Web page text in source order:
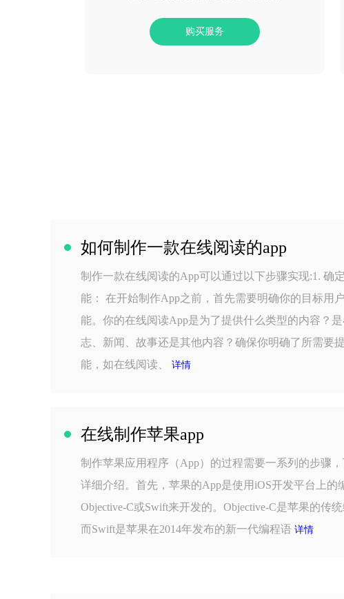
购买服务
如何制作一款在线阅读的app
制作一款在线阅读的App可以通过以下步骤实现:1. 确
能： 在开始制作App之前，首先需要明确你的目标用
能。你的在线阅读App是为了提供什么类型的内容？
志、新闻、故事还是其他内容？确保你明确了所需要
能，如在线阅读、详情
在线制作苹果app
制作苹果应用程序（App）的过程需要一系列的步骤
详细介绍。首先，苹果的App是使用iOS开发平台上的
Objective-C或Swift来开发的。Objective-C是苹果的传统
而Swift是苹果在2014年发布的新一代编程语详情